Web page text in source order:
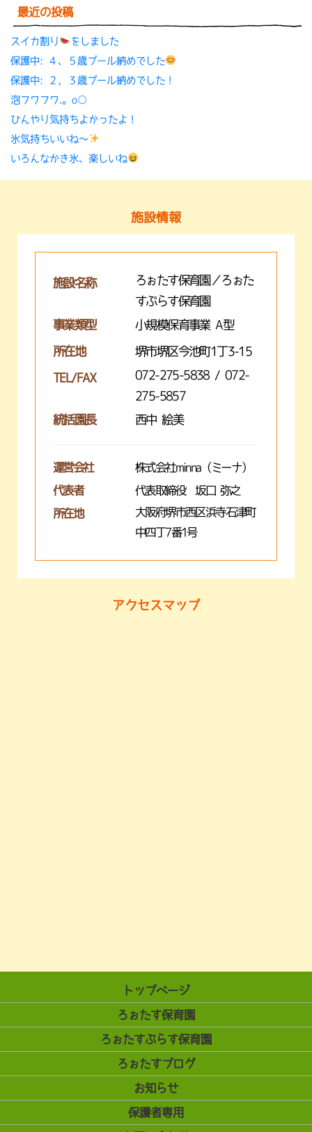
最近の投稿
スイカ割り
をしました
保護中: ４、５歳プール納めでした
保護中: ２，３歳プール納めでした！
泡フワフワ.。o○
ひんやり気持ちよかったよ！
氷気持ちいいね〜
いろんなかき氷、楽しいね
施設情報
施設名称
ろぉたす保育園／ろぉた
すぷらす保育園
事業類型
小規模保育事業 A型
所在地 堺市堺区今池町1丁3-15
TEL/FAX
072-275-5838 / 072-
275-5857
統括園長
西中 絵美
運営会社 株式会社minna（ミーナ）
代表者 代表取締役 坂口 弥之
所在地
大阪府堺市西区浜寺石津町
中四丁7番1号
アクセスマップ
トップページ
ろぉたす保育園
ろぉたすぷらす保育園
ろぉたすブログ
お知らせ
保護者専用